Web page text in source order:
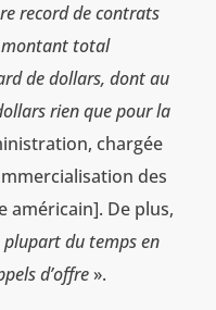
record de contrats
total
de dollars, dont au
rien que pour la
chargée
des
américain]. De plus,
du temps en
d’offre».